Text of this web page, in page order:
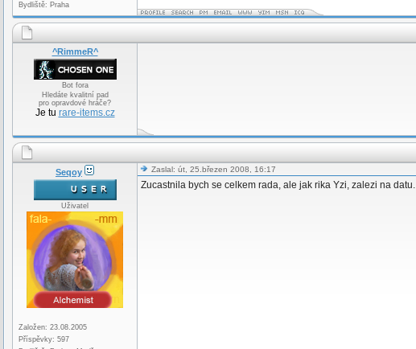
Bydliště: Praha
^RimmeR^
Bot fora
Hledáte kvalitní pad
pro opravdové hráče?
Je tu rare-items.cz
Seqoy
Uživatel
Založen: 23.08.2005
Příspěvky: 597
Zaslal: út, 25.březen 2008, 16:17
Zucastnila bych se celkem rada, ale jak rika Yzi, zalezi na datu.